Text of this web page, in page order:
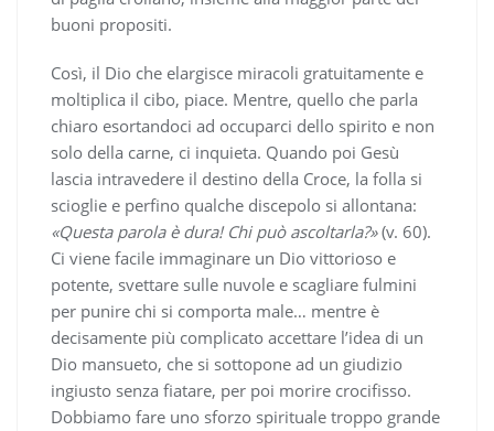
buoni propositi.
Così, il Dio che elargisce miracoli gratuitamente e
moltiplica il cibo, piace. Mentre, quello che parla
chiaro esortandoci ad occuparci dello spirito e non
solo della carne, ci inquieta. Quando poi Gesù
lascia intravedere il destino della Croce, la folla si
scioglie e perfino qualche discepolo si allontana:
«Questa parola è dura! Chi può ascoltarla?»(v. 60).
Ci viene facile immaginare un Dio vittorioso e
potente, svettare sulle nuvole e scagliare fulmini
per punire chi si comporta male… mentre è
decisamente più complicato accettare l’idea di un
Dio mansueto, che si sottopone ad un giudizio
ingiusto senza fiatare, per poi morire crocifisso.
Dobbiamo fare uno sforzo spirituale troppo grande